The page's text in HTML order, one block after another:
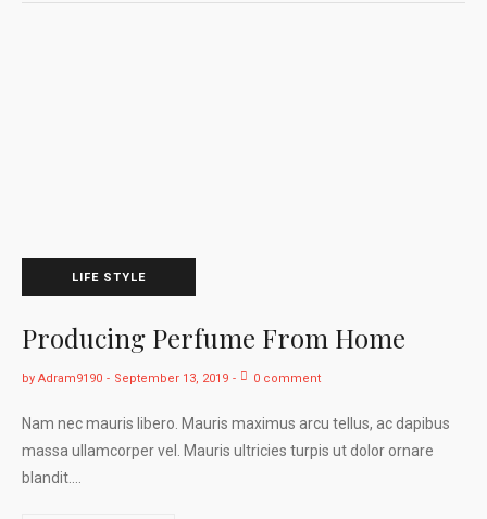
LIFE STYLE
Producing Perfume From Home
by Adram9190 September 13, 2019 0 comment
Nam nec mauris libero. Mauris maximus arcu tellus, ac dapibus
massa ullamcorper vel. Mauris ultricies turpis ut dolor ornare
blandit.…